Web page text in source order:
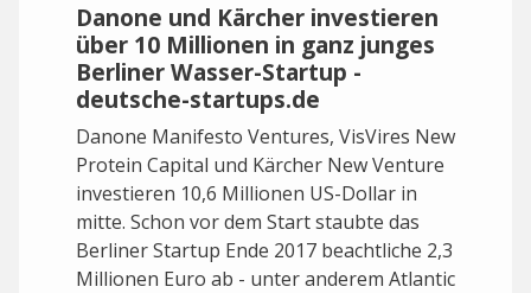
Danone und Kärcher investieren
über 10 Millionen in ganz junges
Berliner Wasser-Startup -
deutsche-startups.de
Danone Manifesto Ventures, VisVires New
Protein Capital und Kärcher New Venture
investieren 10,6 Millionen US-Dollar in
mitte. Schon vor dem Start staubte das
Berliner Startup Ende 2017 beachtliche 2,3
Millionen Euro ab - unter anderem Atlantic